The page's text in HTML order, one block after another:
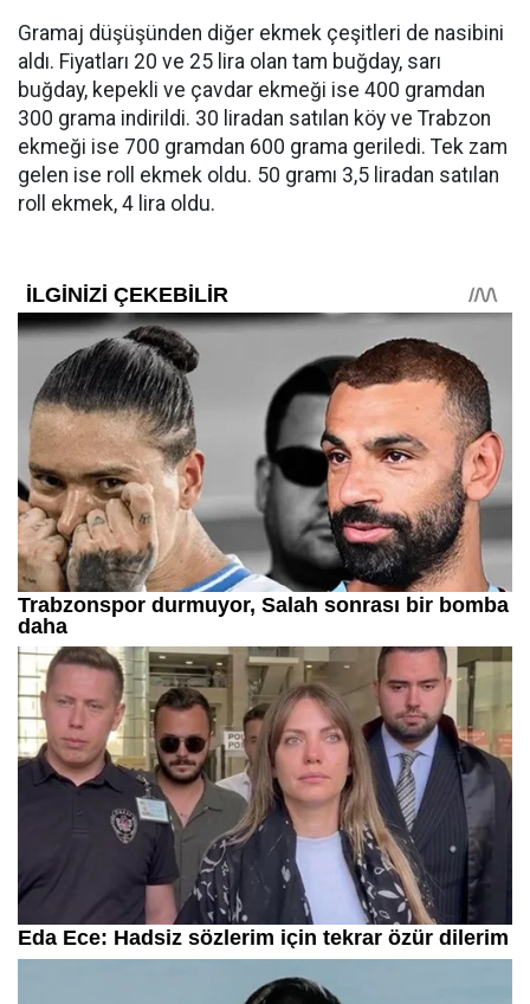
Gramaj düşüşünden diğer ekmek çeşitleri de nasibini
aldı. Fiyatları 20 ve 25 lira olan tam buğday, sarı
buğday, kepekli ve çavdar ekmeği ise 400 gramdan
300 grama indirildi. 30 liradan satılan köy ve Trabzon
ekmeği ise 700 gramdan 600 grama geriledi. Tek zam
gelen ise roll ekmek oldu. 50 gramı 3,5 liradan satılan
roll ekmek, 4 lira oldu.